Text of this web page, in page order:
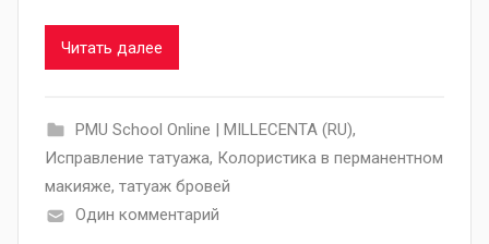
Читать далее
PMU School Online | MILLECENTA (RU),
Исправление татуажа, Колористика в перманентном
макияже, татуаж бровей
Один комментарий